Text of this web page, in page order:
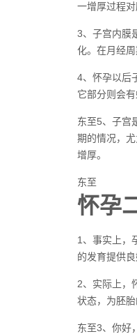
一增厚过程
3、子宫内膜
化。在月经
4、怀孕以后
它部分则会
东至5、子宫
期的情况，
增厚。
东至
怀孕
1、事实上，
的发育提供
2、实际上，
状态，为胚
东至3、你好